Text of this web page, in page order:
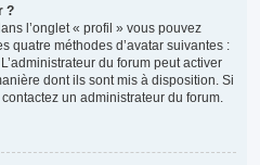
?
l’onglet « profil » vous pouvez
quatre méthodes d’avatar suivantes :
du forum peut activer
dont ils sont mis à disposition. Si
un administrateur du forum.